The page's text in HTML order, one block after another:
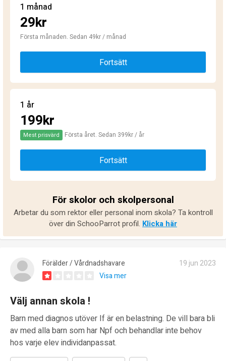
1 månad
29kr
Första månaden. Sedan 49kr / månad
Fortsätt
1 år
199kr
Mest prisvärd Första året. Sedan 399kr / år
Fortsätt
För skolor och skolpersonal
Arbetar du som rektor eller personal inom skola? Ta kontroll
över din SchooParrot profil. Klicka här
Förälder / Vårdnadshavare
19 jun 2023
Visa mer
Välj annan skola !
Barn med diagnos utöver If är en belastning. De vill bara bli
av med alla barn som har Npf och behandlar inte behov
hos varje elev individanpassat.